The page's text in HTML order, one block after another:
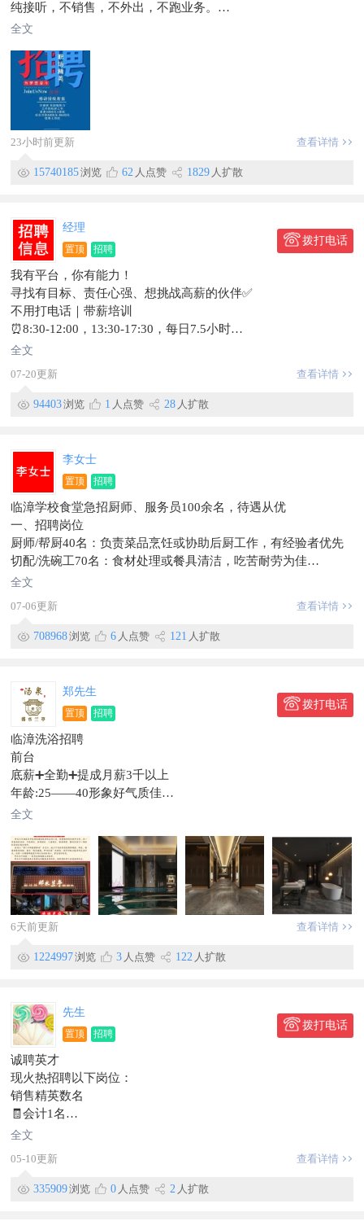
纯接听，不销售，不外出，不跑业务。
💰工资4500➕，无门槛。
🏠地址：临漳县南三环
☎：13832017857（微信同上）
全文
23小时前更新 查看详情
15740185浏览 62 人点赞 1829 人扩散
经理
置顶 招聘
拨打电话
我有平台，你有能力！
寻找有目标、责任心强、想挑战高薪的伙伴✅
不用打电话｜带薪培训
⏰8:30-12:00，13:30-17:30，每日7.5小时
月休8天，法定节假日带薪休假
团建聚餐、定期旅游安排到位！
📍临漳建安路附近
全文
07-20更新
查看详情
94403浏览 1 人点赞 28 人扩散
李女士
置顶 招聘
临漳学校食堂急招厨师、服务员100余名，待遇从优
一、招聘岗位​
厨师/帮厨40名：负责菜品烹饪或协助后厨工作，有经验者优先
切配/洗碗工70名：食材处理或餐具清洁，吃苦耐劳为佳
二、任职要求​
工作认真，有责任心，具备团队合作精神
有经验优先
包工作餐，提供员工宿舍（可选）
法定节日补贴或调休
表现优秀者有机会加薪
四、工作地点​
临漳县城内
全文
07-06更新
查看详情
708968浏览 6 人点赞 121 人扩散
郑先生
置顶 招聘
拨打电话
临漳洗浴招聘
前台
底薪➕全勤➕提成月薪3千以上
年龄:25——40形象好气质佳
吧员4名
保洁3名
底薪➕全勤2200以上
24小时制上一天休一天
名额有限
联系电话1900330767815100097000
全文
6天前更新 查看详情
1224997浏览 3 人点赞 122 人扩散
先生
置顶 招聘
拨打电话
诚聘英才
现火热招聘以下岗位：
销售精英数名
🧾会计1名
🧮会计助理1名
———福利待遇———
✅双休+法定节假日+利润分红
全文
05-10更新
查看详情
335909浏览 0 人点赞 2 人扩散